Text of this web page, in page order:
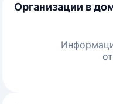
Организации в